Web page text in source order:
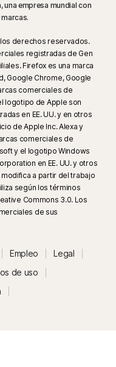
funciona solo para videos
de video compatibles; para
Windows 11 o
automática además
de mínimo 8 núcleos,
6 núcleos de cualquier
CPU de mínimo 4 núcleos y
manual. Para ver todos los
.
de IA Norton Genie está
de seguridad para
disponible en todos los
instalar y usar en un
una empresa mundial con
derechos reservados.
registradas de Gen
Firefox es una marca
Google Chrome, Google
comerciales de
logotipo de Apple son
en EE. UU. y en otros
de Apple Inc. Alexa y
comerciales de
y el logotipo Windows
en EE. UU. y otros
a partir del trabajo
según los términos
Commons 3.0. Los
de sus
Empleo
Legal
de uso